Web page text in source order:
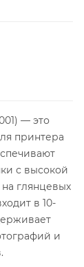
— это
принтера
с высокой
глянцевых
в 10-
и